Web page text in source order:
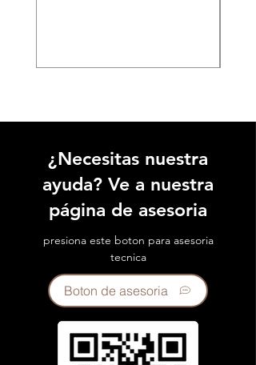
¿Necesitas nuestra
ayuda? Ve a nuestra
página de asesoria
presiona este boton para asesoria
tecnica
Boton de asesoria